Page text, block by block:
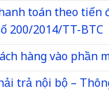
toán theo tiến
200/2014/TT-BTC
hàng vào phần
trả nội bộ –